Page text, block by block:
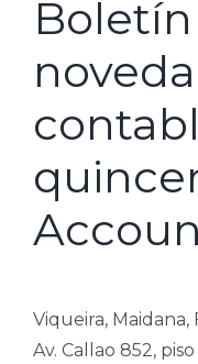
Viqueira, Maidana,
Av. Callao 852, piso